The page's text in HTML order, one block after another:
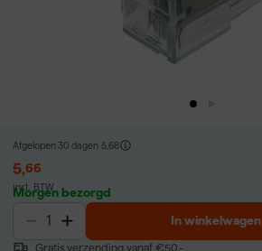
Afgelopen 30 dagen 5,68
5,66
incl. BTW
Morgen bezorgd
In winkelwagen
Gratis verzending vanaf €50,-